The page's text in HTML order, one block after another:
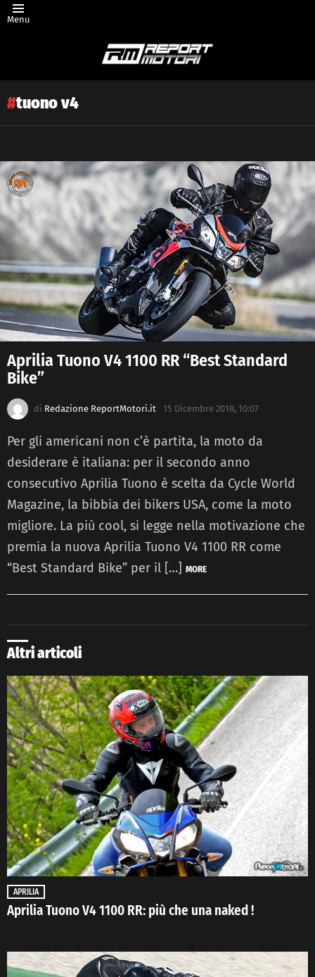
Menu
tuono v4
Latest
story
Aprilia Tuono V4 1100 RR “Best Standard
Bike”
di Redazione ReportMotori.it 15 Dicembre 2018, 10:07
Per gli americani non c’è partita, la moto da
desiderare è italiana: per il secondo anno
consecutivo Aprilia Tuono è scelta da Cycle World
Magazine, la bibbia dei bikers USA, come la moto
migliore. La più cool, si legge nella motivazione che
premia la nuova Aprilia Tuono V4 1100 RR come
“Best Standard Bike” per il […] MORE
Altri articoli
APRILIA
Aprilia Tuono V4 1100 RR: più che una naked !